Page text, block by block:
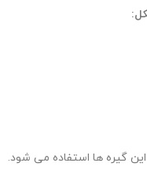
گیره ها استفاده می شود.